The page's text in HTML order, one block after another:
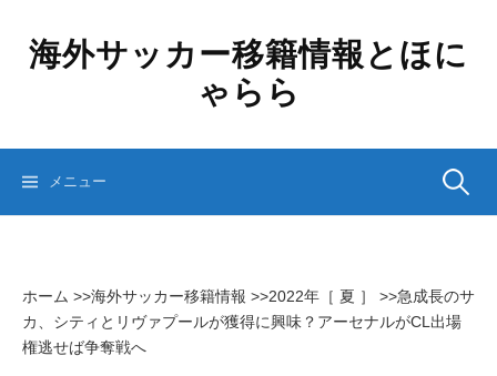
ッ
海外サッカー移籍情報とほに
ゃらら
メニュー 検
ホーム >>海外サッカー移籍情報 >>2022年［ 夏 ］ >>急成長のサ
カ、シティとリヴァプールが獲得に興味？アーセナルがCL出場
権逃せば争奪戦へ